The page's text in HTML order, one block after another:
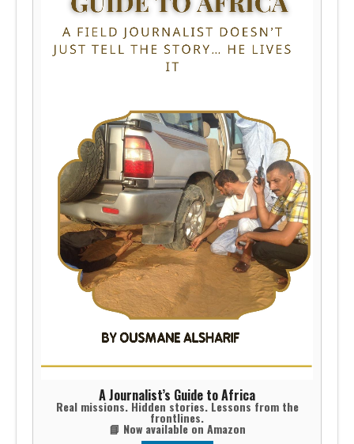
A Journalist’s Guide to Africa
Real missions. Hidden stories. Lessons from the
frontlines.
📘 Now available on Amazon